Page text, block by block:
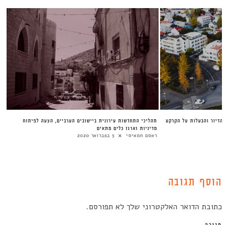
תהליכי התחדשות עירונית ביישובים הערביים, הצעה לפיתוח
מדיניות וארגז כלים מתאים
ראסם חמאיסי 5 בפברואר 2020
הדיור והבעלות על הקרקע
הוסף תגובה
כתובת הדואר האלקטרוני שלך לא תפורסם.